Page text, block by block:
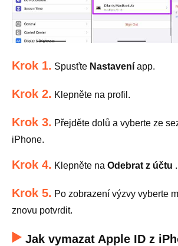
Krok 1. Spusťte Nastavení app.
Krok 2. Klepněte na profil.
Krok 3. Přejděte dolů a vyberte ze
iPhone.
Krok 4. Klepněte na Odebrat z účtu .
Krok 5. Po zobrazení výzvy vyberte
znovu potvrdit.
Jak vymazat Apple ID z